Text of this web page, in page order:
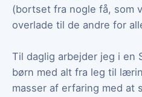
(bortset fra nogle få, som
overlade til de andre for
Til daglig arbejder jeg i en
børn med alt fra leg til
masser af erfaring med at